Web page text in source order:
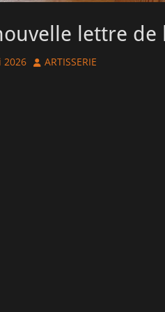
lettre de
2026 Author
ARTISSERIE